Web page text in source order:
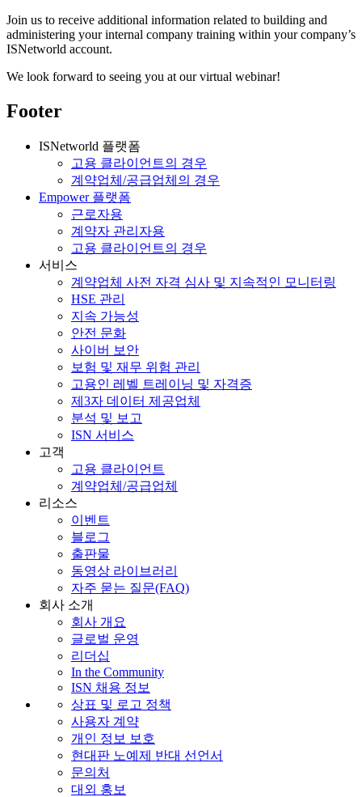
Join us to receive additional information related to building and
administering your internal company training within your company’s
ISNetworld account.
We look forward to seeing you at our virtual webinar!
Footer
ISNetworld 플랫폼
고용 클라이언트의 경우
계약업체/공급업체의 경우
Empower 플랫폼
근로자용
계약자 관리자용
고용 클라이언트의 경우
서비스
계약업체 사전 자격 심사 및 지속적인 모니터링
HSE 관리
지속 가능성
안전 문화
사이버 보안
보험 및 재무 위험 관리
고용인 레벨 트레이닝 및 자격증
제3자 데이터 제공업체
분석 및 보고
ISN 서비스
고객
고용 클라이언트
계약업체/공급업체
리소스
이벤트
블로그
출판물
동영상 라이브러리
자주 묻는 질문(FAQ)
회사 소개
회사 개요
글로벌 운영
리더십
In the Community
ISN 채용 정보
상표 및 로고 정책
사용자 계약
개인 정보 보호
현대판 노예제 반대 선언서
문의처
대외 홍보